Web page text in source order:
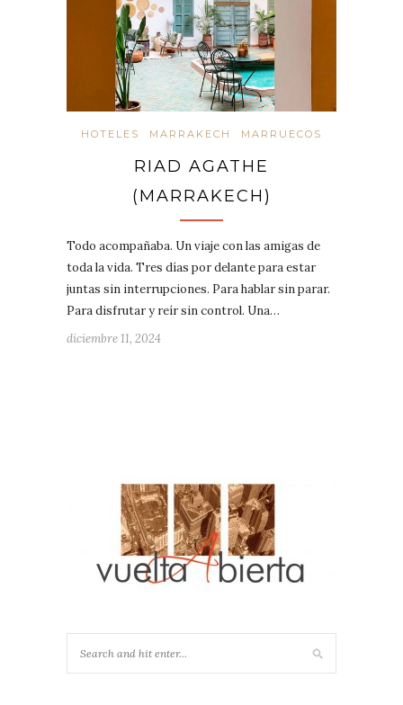
HOTELES MARRAKECH MARRUECOS
RIAD AGATHE
(MARRAKECH)
Todo acompañaba. Un viaje con las amigas de
toda la vida. Tres días por delante para estar
juntas sin interrupciones. Para hablar sin parar.
Para disfrutar y reír sin control. Una…
diciembre 11, 2024